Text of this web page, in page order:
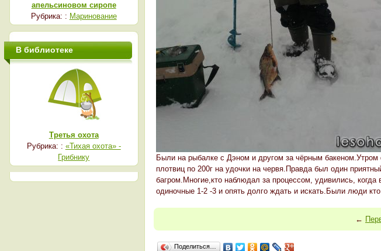
Были на рыбалке с Дэном и другом за чёрным бакеном.Утром
плотвиц по 200г на удочки на червя.Правда был один
багром.Многие,кто наблюдал за процессом, удивились,
одиночные 1-2 -3 и опять долго ждать и искать.Были люди
←
Поделиться…
апельсиновом сиропе
Рубрика: : Маринование
В библиотеке
Третья охота
Рубрика: : «Тихая охота» -
Грибнику